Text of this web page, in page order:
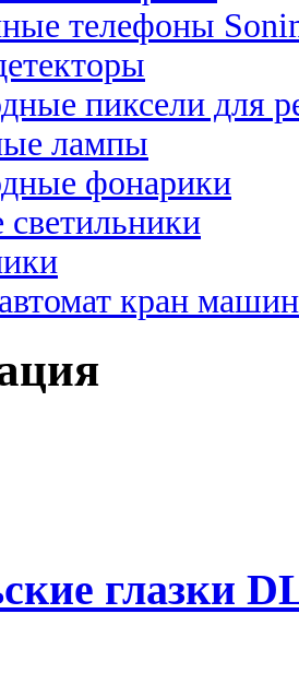
телефоны
пиксели для
лампы
фонарики
кран
глазки